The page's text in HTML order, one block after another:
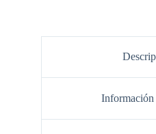
Información